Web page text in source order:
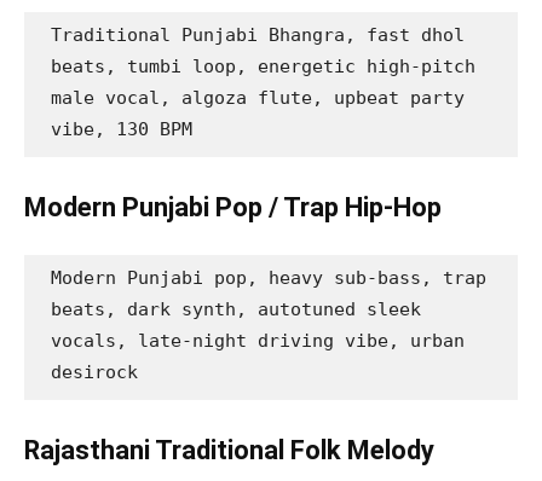
Traditional Punjabi Bhangra, fast dhol
beats, tumbi loop, energetic high-pitch
male vocal, algoza flute, upbeat party
vibe, 130 BPM
Modern Punjabi Pop / Trap Hip-Hop
Modern Punjabi pop, heavy sub-bass, trap
beats, dark synth, autotuned sleek
vocals, late-night driving vibe, urban
desirock
Rajasthani Traditional Folk Melody